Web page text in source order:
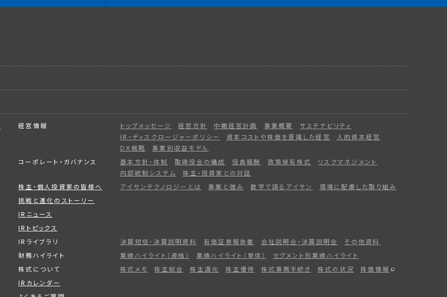
経営情報 トップメッセージ 経営方針 中期経営計画 事業概要
サステナビリティ
IR・ディスクロージャーポリシー
資本コストや株価を意識した経営
人的資本経営
DX戦略
事業別収益モデル
コーポレート・ガバナンス
基本方針・体制 取締役会の構成 役員報酬 政策保有株式
リスクマネジメント
内部統制システム
株主・投資家との対話
株主・個人投資家の皆様へ
アイサンテクノロジーとは 事業と強み 数字で語るアイサン
環境に配慮した取り組み
挑戦と進化のストーリー
IRニュース
IRトピックス
IRライブラリ
決算短信・決算説明資料 有価証券報告書 会社説明会・決算説明会
その他資料
財務ハイライト
業績ハイライト（連結） 業績ハイライト（単体）
セグメント別業績ハイライト
株式について
株式メモ 株主総会 株主還元 株主優待 株式事務手続き 株式の状況
株価情報
IRカレンダー